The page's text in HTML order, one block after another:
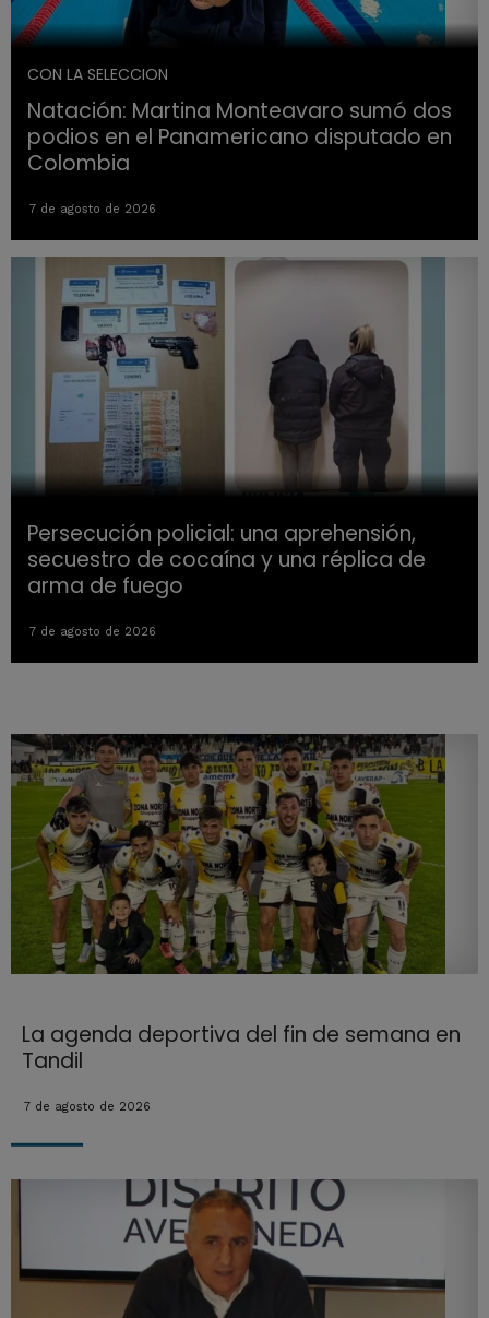
CON LA SELECCION
Natación: Martina Monteavaro sumó dos
podios en el Panamericano disputado en
Colombia
7 de agosto de 2026
Persecución policial: una aprehensión,
secuestro de cocaína y una réplica de
arma de fuego
7 de agosto de 2026
La agenda deportiva del fin de semana en
Tandil
7 de agosto de 2026